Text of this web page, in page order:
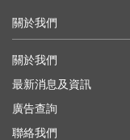
關於我們
關於我們
最新消息及資訊
廣告查詢
聯絡我們